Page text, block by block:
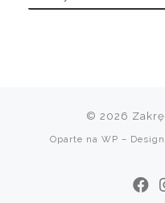
© 2026
Oparte na WP –